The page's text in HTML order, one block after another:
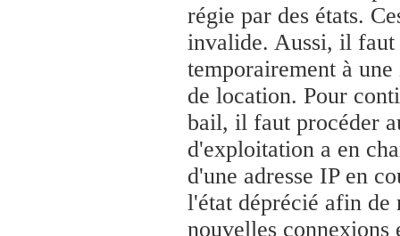
régie par des états.
invalide. Aussi, il faut
temporairement à
de location. Pour
bail, il faut procéder
d'exploitation a en
d'une adresse IP en
l'état déprécié afin de
nouvelles connexions